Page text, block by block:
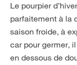
Le pourpier
parfaitement à la
saison froide, à
car pour germer,
en dessous de